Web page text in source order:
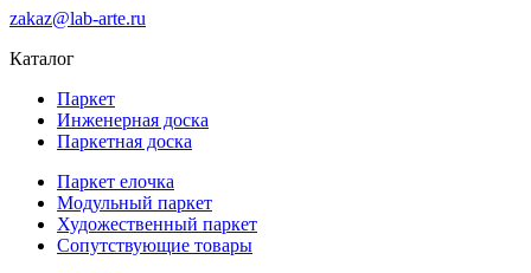
zakaz@lab-arte.ru
Каталог
Паркет
Инженерная доска
Паркетная доска
Паркет елочка
Модульный паркет
Художественный паркет
Сопутствующие товары